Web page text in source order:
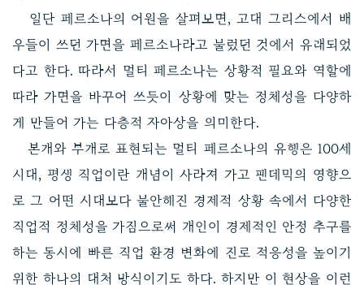
일단 페르소나의 어원을 살펴보면, 고대 그리스에서 배
우들이 쓰던 가면을 페르소나라고 불렀던 것에서 유래되었
다고 한다. 따라서 멀티 페르소나는 상황적 필요와 역할에
따라 가면을 바꾸어 쓰듯이 상황에 맞는 정체성을 다양하
게 만들어 가는 다층적 자아상을 의미한다.
본캐와 부캐로 표현되는 멀티 페르소나의 유행은 100세
시대, 평생 직업이란 개념이 사라져 가고 팬데믹의 영향으
로 그 어떤 시대보다 불안해진 경제적 상황 속에서 다양한
직업적 정체성을 가짐으로써 개인이 경제적인 안정 추구를
하는 동시에 빠른 직업 환경 변화에 진로 적응성을 높이기
위한 하나의 대처 방식이기도 하다. 하지만 이 현상을 이런